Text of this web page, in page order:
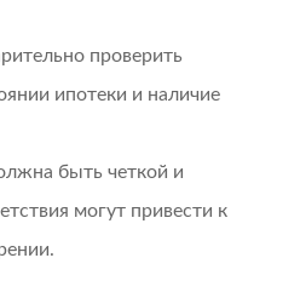
проверить
ипотеки и наличие
быть четкой и
могут привести к